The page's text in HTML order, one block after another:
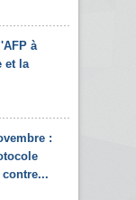
à
et la
: